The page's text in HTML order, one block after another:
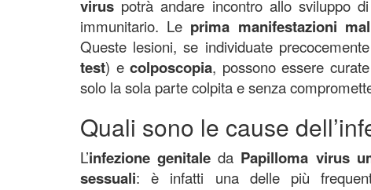
virus potrà andare incontro allo sviluppo
immunitario. Le prima manifestazioni
Queste lesioni, se individuate
test) ecolposcopia, possono essere
solo la sola parte colpita e senza
Quali sono le cause
L’infezione genitale da Papilloma virus
sessuali: è infatti una delle più